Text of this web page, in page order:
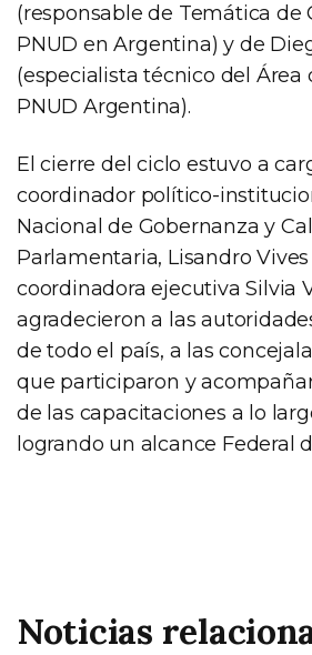
(responsable de Temática de
PNUD en Argentina) y de
(especialista técnico del Área
PNUD Argentina).
El cierre del ciclo estuvo a
coordinador político-
Nacional de Gobernanza y
Parlamentaria, Lisandro Vives
coordinadora ejecutiva Silvia
agradecieron a las
de todo el país, a las
que participaron y
de las capacitaciones a lo
logrando un alcance Federal
Noticias